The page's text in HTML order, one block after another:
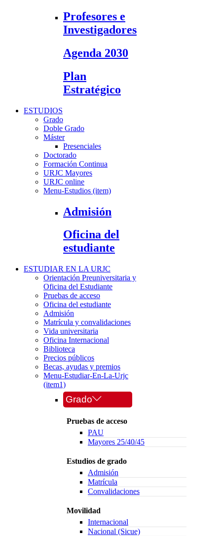
Profesores e
Investigadores
Agenda 2030
Plan
Estratégico
ESTUDIOS
Grado
Doble Grado
Máster
Presenciales
Doctorado
Formación Continua
URJC Mayores
URJC online
Menu-Estudios (item)
Admisión
Oficina del
estudiante
ESTUDIAR EN LA URJC
Orientación Preuniversitaria y
Oficina del Estudiante
Pruebas de acceso
Oficina del estudiante
Admisión
Matrícula y convalidaciones
Vida universitaria
Oficina Internacional
Biblioteca
Precios públicos
Becas, ayudas y premios
Menu-Estudiar-En-La-Urjc
(item1)
Grado
Pruebas de acceso
PAU
Mayores 25/40/45
Estudios de grado
Admisión
Matrícula
Convalidaciones
Movilidad
Internacional
Nacional (Sicue)